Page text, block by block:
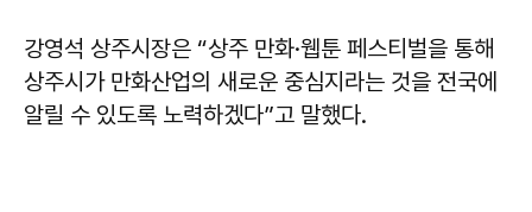
강영석 상주시장은 “상주 만화·웹툰 페스티벌을 통해
상주시가 만화산업의 새로운 중심지라는 것을 전국에
알릴 수 있도록 노력하겠다”고 말했다.